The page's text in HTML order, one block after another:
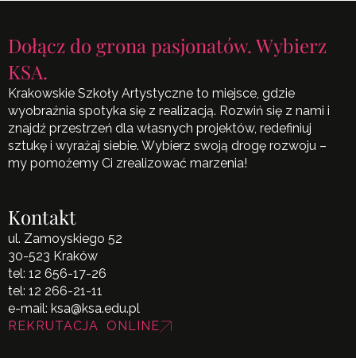
Dołącz do grona pasjonatów. Wybierz
KSA.
Krakowskie Szkoły Artystyczne to miejsce, gdzie
wyobraźnia spotyka się z realizacją. Rozwiń się z nami i
znajdź przestrzeń dla własnych projektów, redefiniuj
sztukę i wyrażaj siebie. Wybierz swoją drogę rozwoju –
my pomożemy Ci zrealizować marzenia!
Kontakt
ul. Zamoyskiego 52
30-523 Kraków
tel: 12 656-17-26
tel: 12 266-21-11
e-mail: ksa@ksa.edu.pl
REKRUTACJA ONLINE